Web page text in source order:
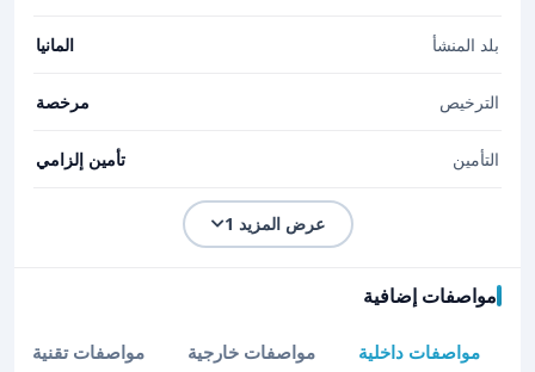
بلد المنشأ المانيا
الترخيص مرخصة
التأمين تأمين إلزامي
عرض المزيد 1
مواصفات إضافية
مواصفات داخلية مواصفات خارجية مواصفات تقنية